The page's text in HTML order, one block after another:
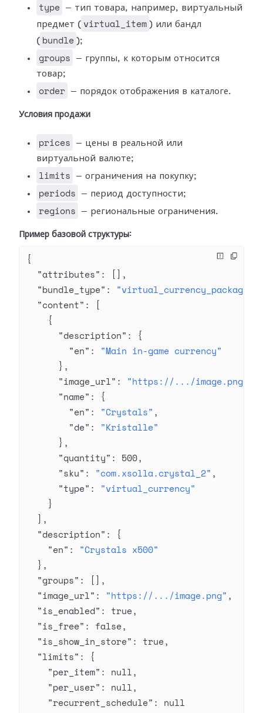
type
— тип товара, например, виртуальный
предмет ( virtual_item ) или бандл
( bundle );
groups
— группы, к которым относится
товар;
order — порядок отображения в каталоге.
Условия продажи
prices
— цены в реальной или
виртуальной валюте;
limits — ограничения на покупку;
periods — период доступности;
regions — региональные ограничения.
Пример базовой структуры:
{
  "attributes"
: [],
  "bundle_type"
: "virtual_currency_package"
  "content"
: [
    {
      "description"
: {
        "en"
: "Main in-game currency"
      },
      "image_url"
: "https://.../image.png"
      "name"
: {
        "en"
: "Crystals" ,
        "de"
: "Kristalle"
      },
      "quantity"
: 500,
      "sku"
: "com.xsolla.crystal_2" ,
      "type"
: "virtual_currency"
    }
  ],
  "description"
: {
    "en"
: "Crystals x500"
  },
  "groups"
: [],
  "image_url"
: "https://.../image.png" ,
  "is_enabled"
: true,
  "is_free"
: false,
  "is_show_in_store"
: true,
  "limits"
: {
    "per_item"
: null,
    "per_user"
: null,
    "recurrent_schedule"
: null